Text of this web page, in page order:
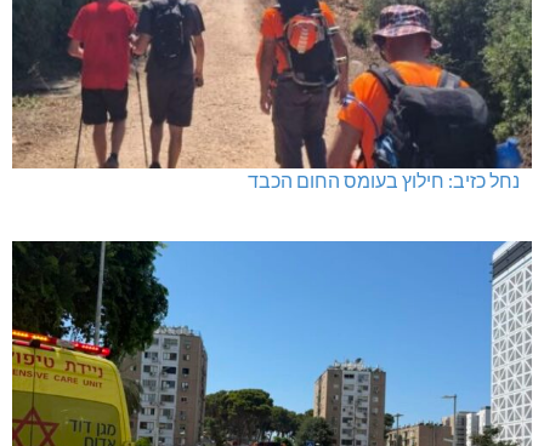
נחל כזיב: חילוץ בעומס החום הכבד